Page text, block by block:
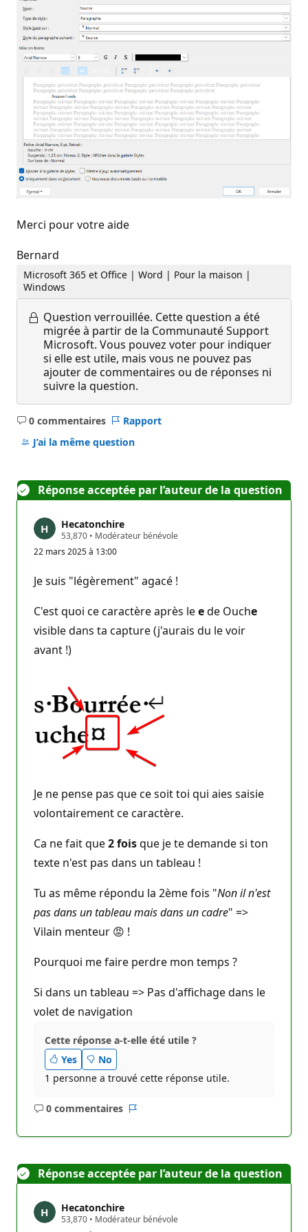
Merci pour votre aide
Bernard
Microsoft 365 et Office | Word | Pour la maison |
Windows
Question verrouillée. Cette question a été
migrée à partir de la Communauté Support
Microsoft. Vous pouvez voter pour indiquer
si elle est utile, mais vous ne pouvez pas
ajouter de commentaires ou de réponses ni
suivre la question.
0 commentaires
Aucun
commentaire
Rapport
J’ai la même question
Réponse acceptée par l’auteur de la question
Hecatonchire
53,870 P
o
i
t
s
e
r
é
p
o
n
• Modérateur bénévole
22 mars 2025 à 13:00
Je suis "légèrement" agacé !
C'est quoi ce caractère après leede Ouche
visible dans ta capture (j'aurais du le voir
avant !)
Je ne pense pas que ce soit toi qui aies saisie
volontairement ce caractère.
Ca ne fait que2 foisque je te demande si ton
texte n'est pas dans un tableau !
Tu as même répondu la 2ème fois "Non il n'est
pas dans un tableau mais dans un cadre" =>
Vilain menteur 😡 !
Pourquoi me faire perdre mon temps ?
Si dans un tableau => Pas d'affichage dans le
volet de navigation
Cette réponse a-t-elle été utile ?
Yes
No
1 personne a trouvé cette réponse utile.
0 commentaires
Aucun
Réponse acceptée par l’auteur de la question
Hecatonchire
53,870 P
o
• Modérateur bénévole